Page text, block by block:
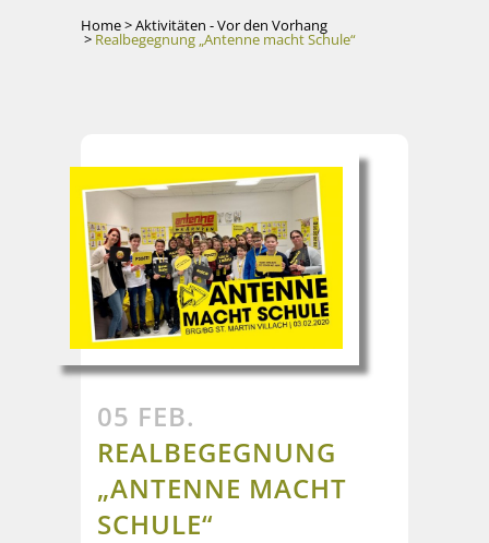
Home>Aktivitäten - Vor den Vorhang
> Realbegegnung „Antenne macht Schule“
05 FEB.
REALBEGEGNUNG
„ANTENNE MACHT
SCHULE“